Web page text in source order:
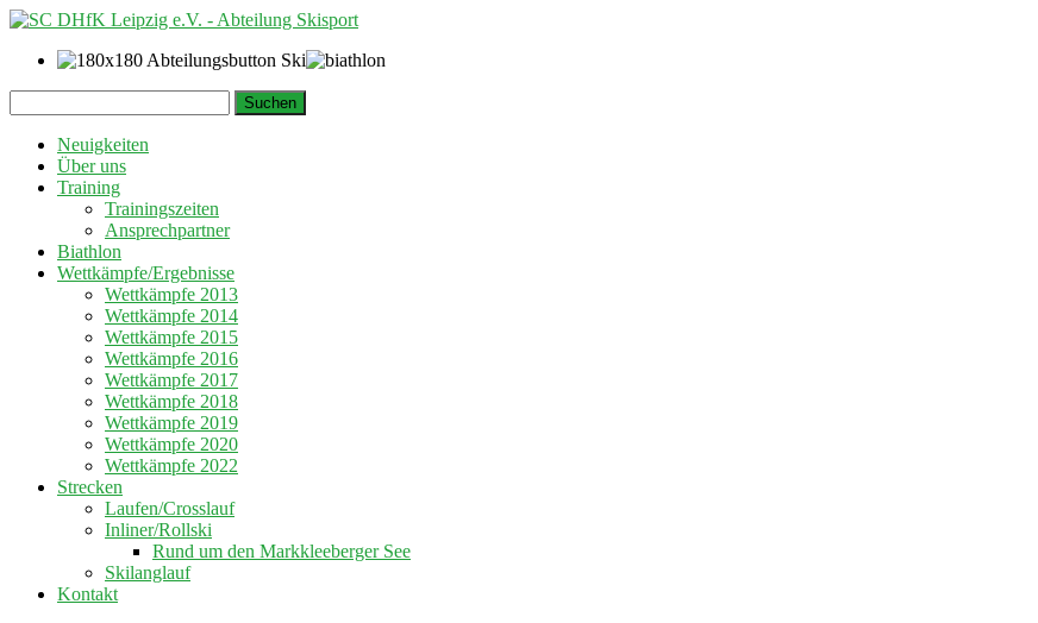
zum
Inhalt
nach:
Neuigkeiten
Über uns
Training
Trainingszeiten
Ansprechpartner
Biathlon
Wettkämpfe/Ergebnisse
Wettkämpfe 2013
Wettkämpfe 2014
Wettkämpfe 2015
Wettkämpfe 2016
Wettkämpfe 2017
Wettkämpfe 2018
Wettkämpfe 2019
Wettkämpfe 2020
Wettkämpfe 2022
Strecken
Laufen/Crosslauf
Inliner/Rollski
Rund um den Markkleeberger See
Skilanglauf
Kontakt